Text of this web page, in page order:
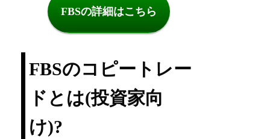
FBSの詳細はこちら
FBSのコピートレー
ドとは(投資家向
け)?